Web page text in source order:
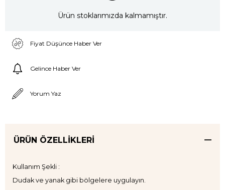
Ürün stoklarımızda kalmamıştır.
Fiyat Düşünce Haber Ver
Gelince Haber Ver
Yorum Yaz
ÜRÜN ÖZELLIKLERI
Kullanım Şekli :
Dudak ve yanak gibi bölgelere uygulayın.